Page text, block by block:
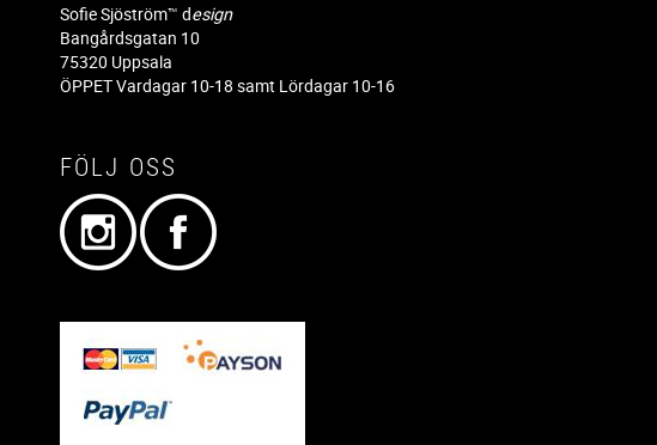
Sofie Sjöström™ design
Bangårdsgatan 10
75320 Uppsala
ÖPPET Vardagar 10-18 samt Lördagar 10-16
FÖLJ OSS